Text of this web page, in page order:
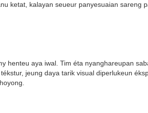
ketat, kalayan seueur panyesuaian sareng
henteu aya iwal. Tim éta nyanghareupan
jeung daya tarik visual diperlukeun